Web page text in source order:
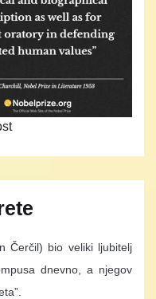
Čerčil) bio veliki ljubitelj
dnevno, a njegov